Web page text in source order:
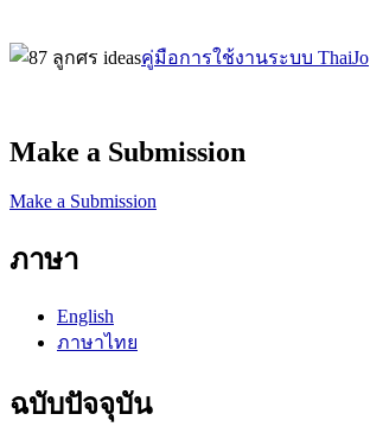
คู่มือการใช้งานระบบ ThaiJo
Make a Submission
Make a Submission
ภาษา
English
ภาษาไทย
ฉบับปัจจุบัน